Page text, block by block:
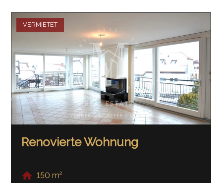
VERMIETET
Renovierte Wohnung
150 m²